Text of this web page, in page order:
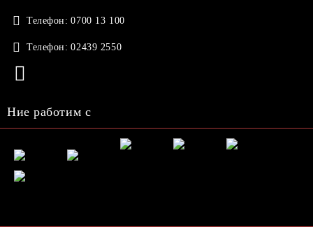
Телефон: 0700 13 100
Телефон: 02439 2550
Ние работим с